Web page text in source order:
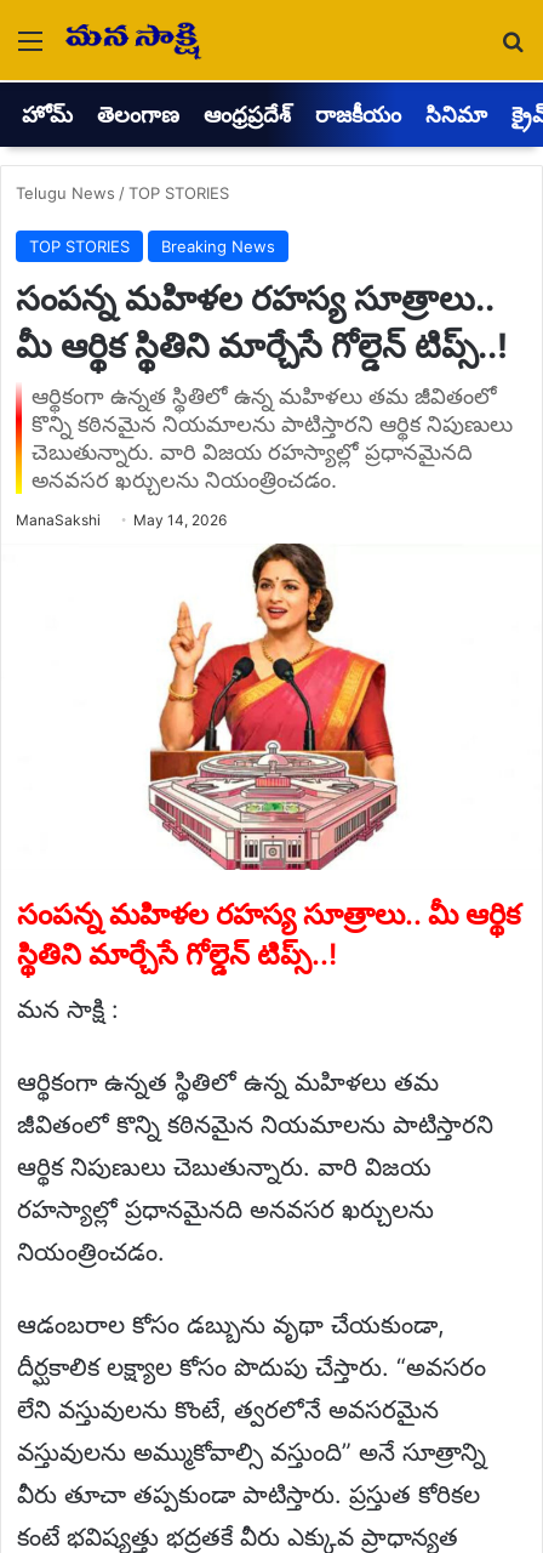
Menu
హోమ్ తెలంగాణ ఆంధ్రప్రదేశ్ రాజకీయం సినిమా
Telugu News /TOP STORIES
TOP STORIES Breaking News
సంపన్న మహిళల రహస్య సూత్రాలు..
మీ ఆర్థిక స్థితిని మార్చేసే గోల్డెన్ టిప్స్..!
ఆర్థికంగా ఉన్నత స్థితిలో ఉన్న మహిళలు తమ జీవితంలో
కొన్ని కఠినమైన నియమాలను పాటిస్తారని ఆర్థిక నిపుణులు
చెబుతున్నారు. వారి విజయ రహస్యాల్లో ప్రధానమైనది
అనవసర ఖర్చులను నియంత్రించడం.
ManaSakshi Send May 14, 2026
సంపన్న మహిళల రహస్య సూత్రాలు.. మీ ఆర్థిక
స్థితిని మార్చేసే గోల్డెన్ టిప్స్..!
మన సాక్షి :
ఆర్థికంగా ఉన్నత స్థితిలో ఉన్న మహిళలు తమ
జీవితంలో కొన్ని కఠినమైన నియమాలను పాటిస్తారని
ఆర్థిక నిపుణులు చెబుతున్నారు. వారి విజయ
రహస్యాల్లో ప్రధానమైనది అనవసర ఖర్చులను
నియంత్రించడం.
ఆడంబరాల కోసం డబ్బును వృథా చేయకుండా,
దీర్ఘకాలిక లక్ష్యాల కోసం పొదుపు చేస్తారు. “అవసరం
లేని వస్తువులను కొంటే, త్వరలోనే అవసరమైన
వస్తువులను అమ్ముకోవాల్సి వస్తుంది” అనే సూత్రాన్ని
వీరు తూచా తప్పకుండా పాటిస్తారు. ప్రస్తుత కోరికల
కంటే భవిష్యత్తు భద్రతకే వీరు ఎక్కువ ప్రాధాన్యత